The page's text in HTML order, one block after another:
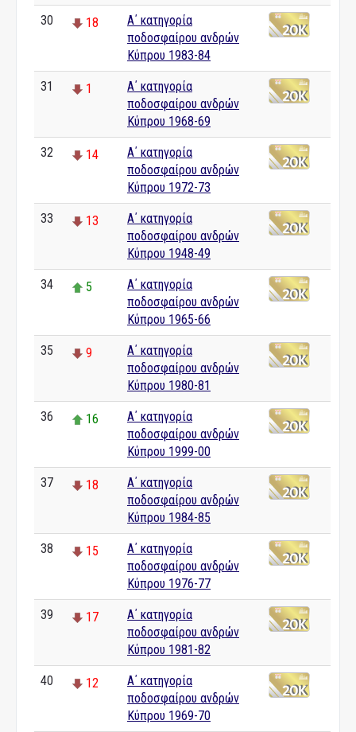
30 18
Α΄ κατηγορία
ποδοσφαίρου ανδρών
Κύπρου 1983-84
31 1
Α΄ κατηγορία
ποδοσφαίρου ανδρών
Κύπρου 1968-69
32 14
Α΄ κατηγορία
ποδοσφαίρου ανδρών
Κύπρου 1972-73
33 13
Α΄ κατηγορία
ποδοσφαίρου ανδρών
Κύπρου 1948-49
34 5
Α΄ κατηγορία
ποδοσφαίρου ανδρών
Κύπρου 1965-66
35 9
Α΄ κατηγορία
ποδοσφαίρου ανδρών
Κύπρου 1980-81
36 16
Α΄ κατηγορία
ποδοσφαίρου ανδρών
Κύπρου 1999-00
37 18
Α΄ κατηγορία
ποδοσφαίρου ανδρών
Κύπρου 1984-85
38 15
Α΄ κατηγορία
ποδοσφαίρου ανδρών
Κύπρου 1976-77
39 17
Α΄ κατηγορία
ποδοσφαίρου ανδρών
Κύπρου 1981-82
40 12
Α΄ κατηγορία
ποδοσφαίρου ανδρών
Κύπρου 1969-70